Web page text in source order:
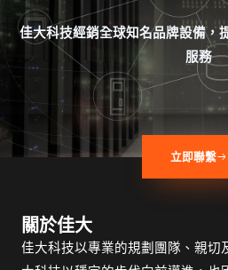
佳大科技經銷全球知名品牌設備，
服務
立即聯繫
關於佳大
佳大科技以專業的規劃團隊、親切